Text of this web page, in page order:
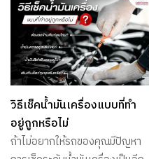
วิธีเช็คน้ำมันเครื่องแบบที่ทำ
อยู่ถูกหรือไม่
ถ้าไม่อยากให้รถของคุณมีปัญหา